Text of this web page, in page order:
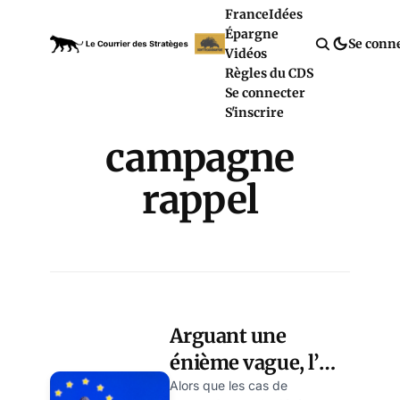
FranceIdées
Épargne
Vidéos
Règles du CDS
Se connecter
S'inscrire
Se
campagne
rappel
Arguant une
énième vague, l’UE
relance la folie
Alors que les cas de